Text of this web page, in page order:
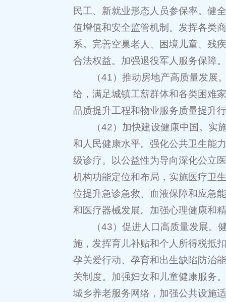
民工、新就业形态人员参保率。健
值增值和安全监管机制。发挥各类
系。完善空巢老人、困境儿童、残
合法权益。加强退役军人服务保障。
（41）推动房地产高质量发
给，满足城镇工薪群体和各类困难
品质提升工程和物业服务质量提升
（42）加快建设健康中国。
和人民健康水平。强化公共卫生能
级诊疗。以公益性为导向深化公立
机构功能定位和布局，实施医疗卫
位提升急诊急救、血液保障和应急
和医疗器械发展。加强心理健康和
（43）促进人口高质量发展
施，发挥育儿补贴和个人所得税抵
孕关爱行动、孕育和出生缺陷防治
关制度。加强妇女和儿童健康服务
城乡养老服务网络，加强公共设施